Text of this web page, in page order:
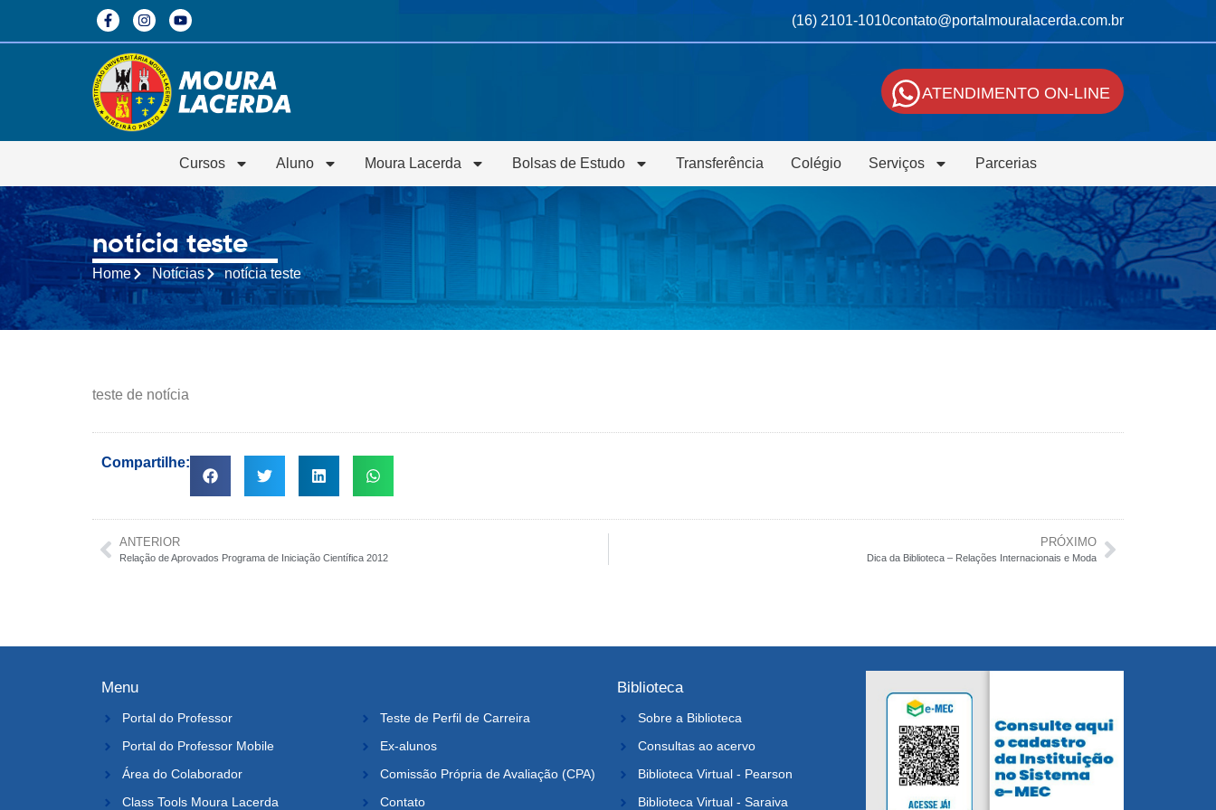
(16) 2101-1010contato@portalmouralacerda.com.br
ATENDIMENTO ON-LINE
Cursos Aluno Moura Lacerda Bolsas de Estudo Transferência Colégio Serviços Parcerias
notícia teste
Home Notícias notícia teste
teste de notícia
Compartilhe:
ANTERIOR
Relação de Aprovados Programa de Iniciação Científica 2012
PRÓXIMO
Dica da Biblioteca – Relações Internacionais e Moda
Menu
Portal do Professor
Portal do Professor Mobile
Área do Colaborador
Class Tools Moura Lacerda
Teste de Perfil de Carreira
Ex-alunos
Comissão Própria de Avaliação (CPA)
Contato
Biblioteca
Sobre a Biblioteca
Consultas ao acervo
Biblioteca Virtual - Pearson
Biblioteca Virtual - Saraiva